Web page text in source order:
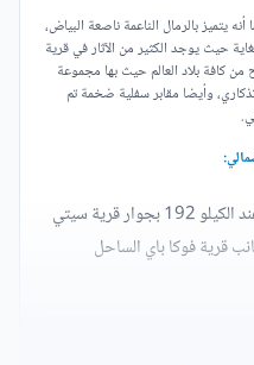
يتميز بالرمال الناعمة ناصعة البياض،
حيث يوجد الكثير من الآثار في قرية
كافة بلاد العالم حيث بها مجموعة
وأيضا مقابر سفلية ضخمة تم
192
بجوار قرية سيتي
قرية فوكا باي الساحل